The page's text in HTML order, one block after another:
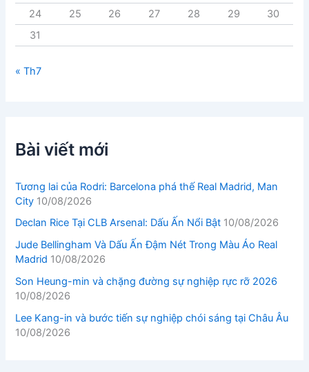
24
25 26 27 28 29
30
31
« Th7
Bài viết mới
Tương lai của Rodri: Barcelona phá thế Real Madrid, Man
City 10/08/2026
Declan Rice Tại CLB Arsenal: Dấu Ấn Nổi Bật 10/08/2026
Jude Bellingham Và Dấu Ấn Đậm Nét Trong Màu Áo Real
Madrid 10/08/2026
Son Heung-min và chặng đường sự nghiệp rực rỡ 2026
10/08/2026
Lee Kang-in và bước tiến sự nghiệp chói sáng tại Châu Âu
10/08/2026